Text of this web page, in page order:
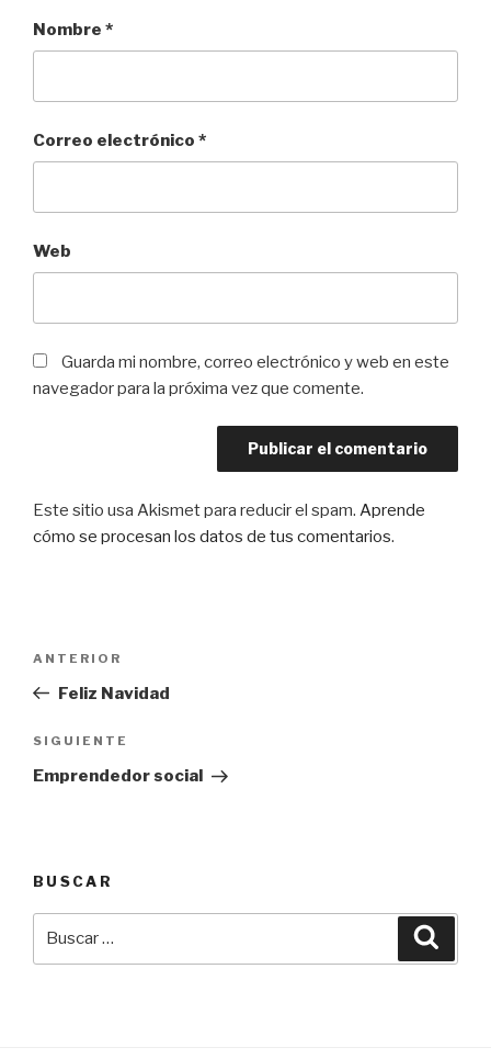
Nombre *
Correo electrónico *
Web
Guarda mi nombre, correo electrónico y web en este
navegador para la próxima vez que comente.
Este sitio usa Akismet para reducir el spam. Aprende
cómo se procesan los datos de tus comentarios.
entradas
Entrada
anterior:
ANTERIOR
Feliz Navidad
Siguiente
entrada
SIGUIENTE
Emprendedor social
BUSCAR